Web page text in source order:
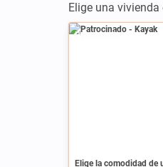
Elige una vivienda
Patrocinado
Elige la comodidad de